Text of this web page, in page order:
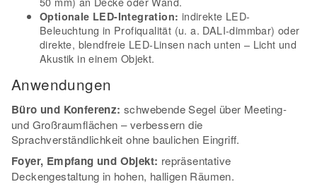
Optionale LED-Integration: indirekte LED-
Beleuchtung in Profiqualität (u. a. DALI-dimmbar) oder
direkte, blendfreie LED-Linsen nach unten – Licht und
Akustik in einem Objekt.
Anwendungen
Büro und Konferenz: schwebende Segel über Meeting-
und Großraumflächen – verbessern die
Sprachverständlichkeit ohne baulichen Eingriff.
Foyer, Empfang und Objekt: repräsentative
Deckengestaltung in hohen, halligen Räumen.